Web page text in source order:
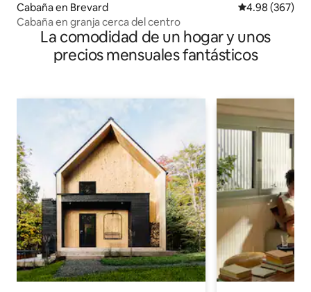
Cabaña en Brevard Calificación
4.98 (367)
Cabaña en granja cerca del centro
La comodidad de un hogar y unos
precios mensuales fantásticos